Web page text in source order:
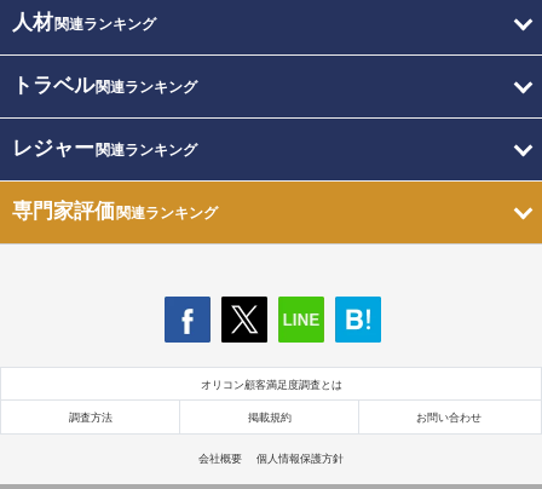
人材関連ランキング
トラベル関連ランキング
レジャー関連ランキング
専門家評価関連ランキング
オリコン顧客満足度調査とは
調査方法 掲載規約 お問い合わせ
会社概要 個人情報保護方針